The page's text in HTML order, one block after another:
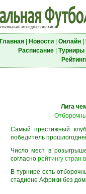
Главная| Новости| Онлайн|
Расписание| Турниры|
Лига
Самый престижный
победитель
Число мест в
согласно рейтингу стран
В турнире есть
стадионе Африки без